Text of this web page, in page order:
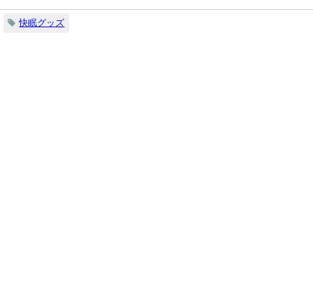
快眠グッズ